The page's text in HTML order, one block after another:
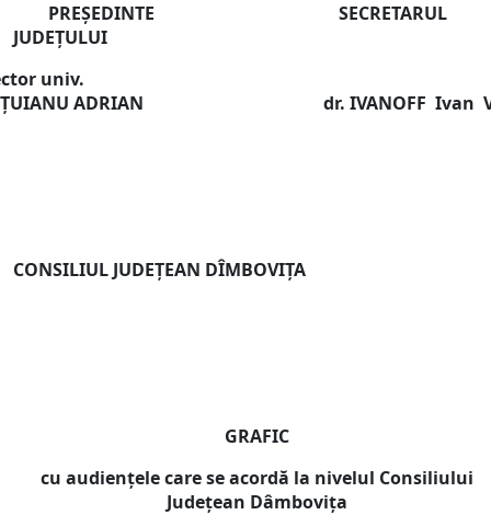
PREŞEDINTE SECRETARUL
JUDEŢULUI
univ.
ADRIAN dr.IVANOFF Ivan
CONSILIUL JUDEŢEAN DÎMBOVIŢA
GRAFIC
cu audienţele care se acordă la nivelul Consiliului
Judeţean Dâmboviţa